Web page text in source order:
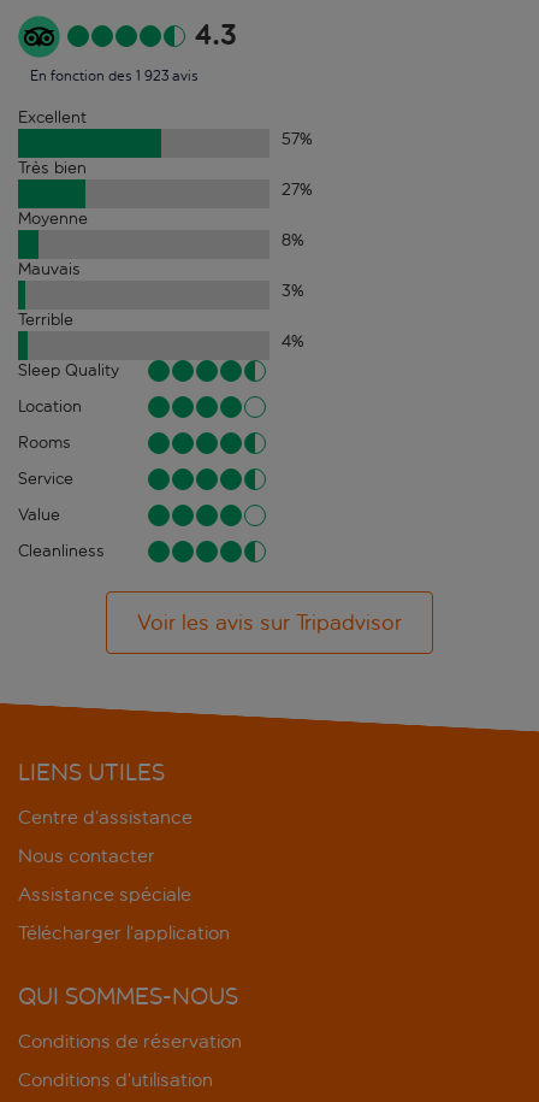
4.3
En fonction des 1 923 avis
Excellent
57%
Très bien
27%
Moyenne
8%
Mauvais
3%
Terrible
4%
Sleep Quality
Location
Rooms
Service
Value
Cleanliness
Voir les avis sur Tripadvisor
LIENS UTILES
Centre d’assistance
Nous contacter
Assistance spéciale
Télécharger l’application
QUI SOMMES-NOUS
Conditions de réservation
Conditions d’utilisation